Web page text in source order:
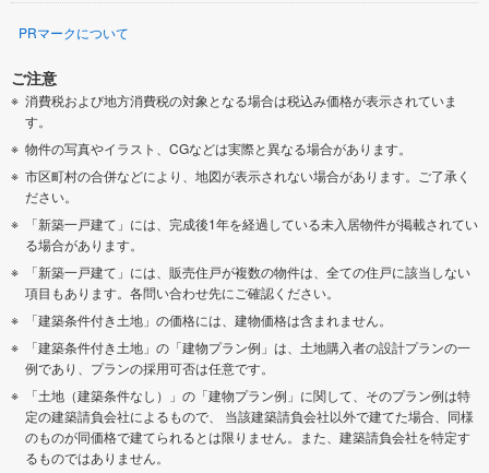
PRマークについて
ご注意
消費税および地方消費税の対象となる場合は税込み価格が表示されていま
す。
物件の写真やイラスト、CGなどは実際と異なる場合があります。
市区町村の合併などにより、地図が表示されない場合があります。ご了承く
ださい。
「新築一戸建て」には、完成後1年を経過している未入居物件が掲載されてい
る場合があります。
「新築一戸建て」には、販売住戸が複数の物件は、全ての住戸に該当しない
項目もあります。各問い合わせ先にご確認ください。
「建築条件付き土地」の価格には、建物価格は含まれません。
「建築条件付き土地」の「建物プラン例」は、土地購入者の設計プランの一
例であり、プランの採用可否は任意です。
「土地（建築条件なし）」の「建物プラン例」に関して、そのプラン例は特
定の建築請負会社によるもので、 当該建築請負会社以外で建てた場合、同様
のものが同価格で建てられるとは限りません。また、建築請負会社を特定す
るものではありません。